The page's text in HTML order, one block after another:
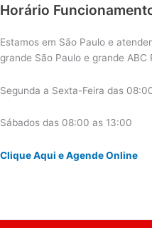
Horário
Estamos em São Paulo e
grande São Paulo e grande ABC
Segunda a Sexta-Feira das
Sábados das 08:00 as 13:00
Clique Aqui e Agende Online